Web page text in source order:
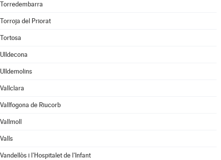
Torredembarra
Torroja del Priorat
Tortosa
Ulldecona
Ulldemolins
Vallclara
Vallfogona de Riucorb
Vallmoll
Valls
Vandellòs i l'Hospitalet de l'Infant